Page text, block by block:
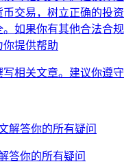
相关文章。建议你遵守
答你的所有疑问